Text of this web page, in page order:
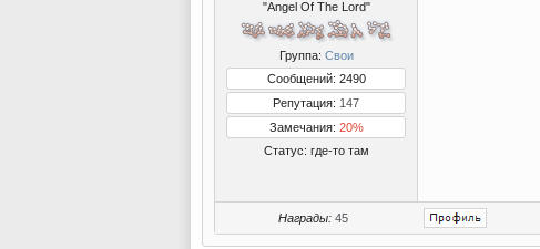
"Angel Of The Lord"
Группа: Свои
Сообщений: 2490
Репутация: 147
Замечания: 20%
Статус: где-то там
Награды: 45